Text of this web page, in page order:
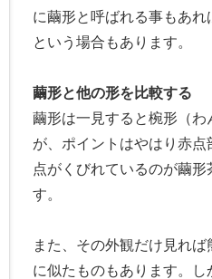
に繭形と呼ばれる事もあれ
という場合もあります。
繭形と他の形を比較する
繭形は一見すると椀形（
が、ポイントはやはり赤
点がくびれているのが繭
す。
また、その外観だけ見れば
に似たものもあります。